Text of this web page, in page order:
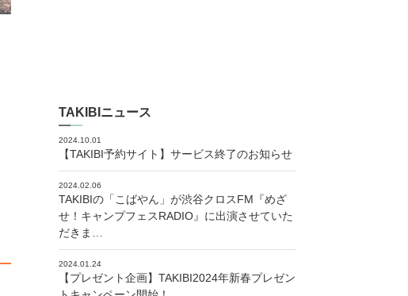
TAKIBIニュース
2024.10.01
【TAKIBI予約サイト】サービス終了のお知らせ
2024.02.06
TAKIBIの「こばやん」が渋谷クロスFM『めざ
せ！キャンプフェスRADIO』に出演させていた
だきま…
2024.01.24
【プレゼント企画】TAKIBI2024年新春プレゼン